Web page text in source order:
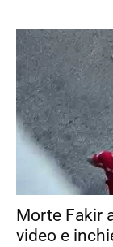
Morte Fakir
video e